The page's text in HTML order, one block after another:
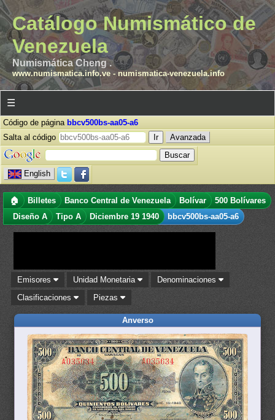
Catálogo Numismático de
Venezuela
Numismática Cheng .
www.numismatica.info.ve- numismatica-venezuela.info
☰
Código de página bbcv500bs-aa05-a6
Salta al código
Avanzada
English
🏠 Billetes Banco Central de Venezuela Bolívar
500 Bolívares
Diseño A
Tipo A Diciembre 19 1940 bbcv500bs-aa05-a6
Emisores Unidad Monetaria
Denominaciones
Clasificaciones
Piezas
Anverso